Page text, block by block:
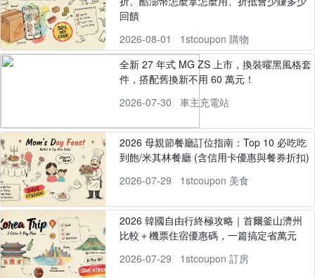
回饋
2026-08-01
1stcoupon 購物
全新 27 年式 MG ZS 上市，換裝曜黑風格套
件，搭配舊換新不用 60 萬元！
2026-07-30
車主充電站
2026 母親節餐廳訂位指南：Top 10 必吃吃
到飽/米其林餐廳 (含信用卡優惠與餐券折扣)
2026-07-29
1stcoupon 美食
2026 韓國自由行終極攻略｜首爾釜山濟州
比較＋機票住宿優惠碼，一篇搞定省萬元
2026-07-29
1stcoupon 訂房